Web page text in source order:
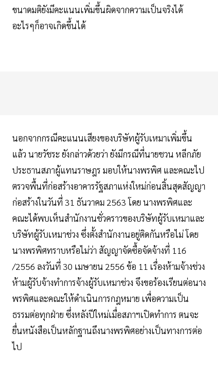
ขนาดมติยังมีคะแนนเพิ่มขึ้นผิดจากความเป็นจริงได้
อะไรๆก็อาจเกิดขึ้นได้
นอกจากกรณีคะแนนเสียงของบริษัทผู้รับเหมาเพิ่มขึ้น
แล้ว นายวัชระ ยังกล่าวด้วยว่า ยังมีกรณีที่นายชวน หลีกภัย
ประธานสภาผู้แทนราษฎร มอบให้นางพรพิศ และคณะไป
ตรวจพื้นที่ก่อสร้างอาคารรัฐสภาแห่งใหม่ก่อนสิ้นสุดสัญญา
ก่อสร้างในวันที่ 31 ธันวาคม 2563 โดย นางพรพิศและ
คณะได้พบเห็นสำนักงานชั่วคราวของบริษัทผู้รับเหมาและ
บริษัทผู้รับเหมาช่วง ซึ่งตั้งสำนักงานอยู่ติดกันหรือไม่ โดย
นางพรพิศทราบหรือไม่ว่า สัญญาจัดซื้อจัดจ้างที่ 116
/2556 ลงวันที่ 30 เมษายน 2556 ข้อ 11 เรื่องห้ามจ้างช่วง
ห้ามผู้รับจ้างทำการจ้างผู้รับเหมาช่วง จึงขอร้องเรียนต่อนาง
พรพิศและคณะให้ดำเนินการกฎหมาย เพื่อความเป็น
ธรรมต่อทุกฝ่าย ซึ่งหลังปีใหม่เมื่อสภาฯเปิดทำการ ตนจะ
ยื่นหนังสือเป็นหลักฐานถึงนางพรพิศอย่างเป็นทางการต่อ
ไป